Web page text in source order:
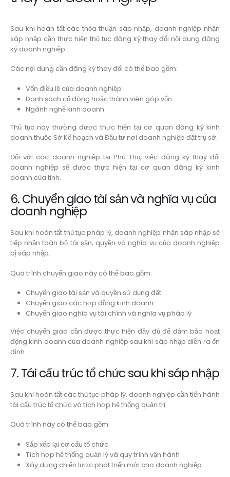
Sau khi hoàn tất các thỏa thuận sáp nhập, doanh nghiệp nhận
sáp nhập cần thực hiện thủ tục đăng ký thay đổi nội dung đăng
ký doanh nghiệp.
Các nội dung cần đăng ký thay đổi có thể bao gồm:
Vốn điều lệ của doanh nghiệp
Danh sách cổ đông hoặc thành viên góp vốn
Ngành nghề kinh doanh
Thủ tục này thường được thực hiện tại cơ quan đăng ký kinh
doanh thuộc Sở Kế hoạch và Đầu tư nơi doanh nghiệp đặt trụ sở.
Đối với các doanh nghiệp tại Phú Thọ, việc đăng ký thay đổi
doanh nghiệp sẽ được thực hiện tại cơ quan đăng ký kinh
doanh của tỉnh.
6. Chuyển giao tài sản và nghĩa vụ của
doanh nghiệp
Sau khi hoàn tất thủ tục pháp lý, doanh nghiệp nhận sáp nhập sẽ
tiếp nhận toàn bộ tài sản, quyền và nghĩa vụ của doanh nghiệp
bị sáp nhập.
Quá trình chuyển giao này có thể bao gồm:
Chuyển giao tài sản và quyền sử dụng đất
Chuyển giao các hợp đồng kinh doanh
Chuyển giao nghĩa vụ tài chính và nghĩa vụ pháp lý
Việc chuyển giao cần được thực hiện đầy đủ để đảm bảo hoạt
động kinh doanh của doanh nghiệp sau khi sáp nhập diễn ra ổn
định.
7. Tái cấu trúc tổ chức sau khi sáp nhập
Sau khi hoàn tất các thủ tục pháp lý, doanh nghiệp cần tiến hành
tái cấu trúc tổ chức và tích hợp hệ thống quản trị.
Quá trình này có thể bao gồm:
Sắp xếp lại cơ cấu tổ chức
Tích hợp hệ thống quản lý và quy trình vận hành
Xây dựng chiến lược phát triển mới cho doanh nghiệp